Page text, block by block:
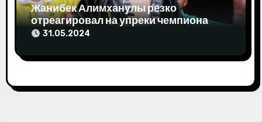
Жанибек Алимханулы резко
отреагировал на упреки чемпиона
мира
31.05.2024